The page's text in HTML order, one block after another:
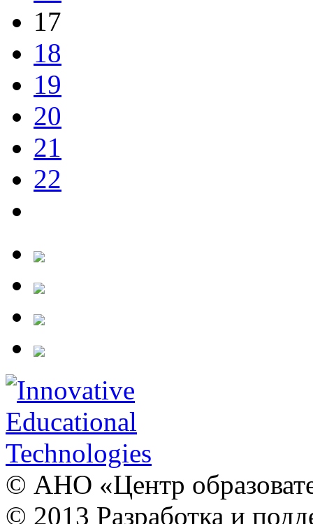
17
18
19
20
21
22
© АНО «Центр
© 2013 Разработка и